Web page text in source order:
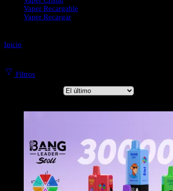
Vaper Recargable
Vaper Recargar
Inicio
Filtros